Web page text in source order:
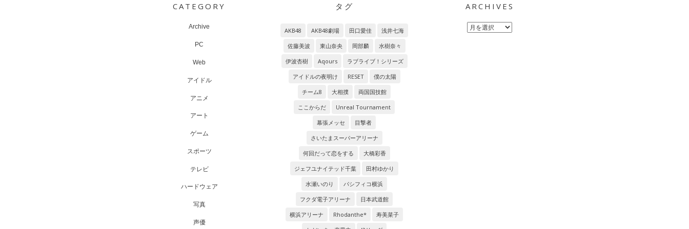
CATEGORY
Archive
PC
Web
アイドル
アニメ
アート
ゲーム
スポーツ
テレビ
ハードウェア
写真
声優
タグ
AKB48 AKB48劇場 田口愛佳
浅井七海
佐藤美波
東山奈央 岡部麟
水樹奈々
伊波杏樹
Aqours
ラブライブ！シリーズ
アイドルの夜明け
RESET
僕の太陽
チーム8
大相撲
両国国技館
ここからだ
Unreal Tournament
幕張メッセ
目撃者
さいたまスーパーアリーナ
何回だって恋をする
大橋彩香
ジェフユナイテッド千葉
田村ゆかり
水瀬いのり
パシフィコ横浜
フクダ電子アリーナ
日本武道館
横浜アリーナ
Rhodanthe*
寿美菜子
ARCHIVES
Archives